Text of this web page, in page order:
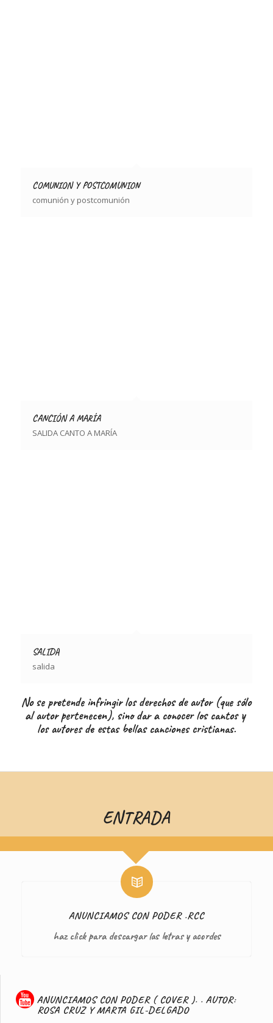
COMUNION Y POSTCOMUNION
comunión y postcomunión
CANCIÓN A MARÍA
SALIDA CANTO A MARÍA
SALIDA
salida
No se pretende infringir los derechos de autor (que sólo
al autor pertenecen), sino dar a conocer los cantos y
los autores de estas bellas canciones cristianas.
ENTRADA
ANUNCIAMOS CON PODER .RCC
haz click para descargar las letras y acordes
ANUNCIAMOS CON PODER ( COVER ). . AUTOR:
ROSA CRUZ Y MARTA GIL-DELGADO